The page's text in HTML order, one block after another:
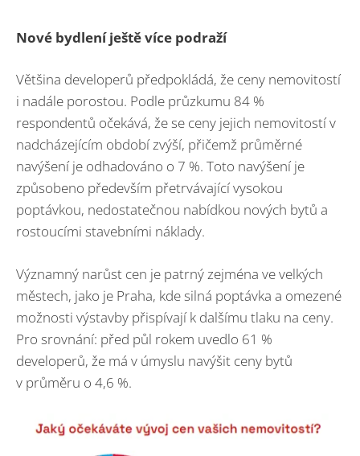
Nové bydlení ještě více podraží
Většina developerů předpokládá, že ceny nemovitostí
i nadále porostou. Podle průzkumu 84 %
respondentů očekává, že se ceny jejich nemovitostí v
nadcházejícím období zvýší, přičemž průměrné
navýšení je odhadováno o 7 %. Toto navýšení je
způsobeno především přetrvávající vysokou
poptávkou, nedostatečnou nabídkou nových bytů a
rostoucími stavebními náklady.
Významný narůst cen je patrný zejména ve velkých
městech, jako je Praha, kde silná poptávka a omezené
možnosti výstavby přispívají k dalšímu tlaku na ceny.
Pro srovnání: před půl rokem uvedlo 61 %
developerů, že má v úmyslu navýšit ceny bytů
v průměru o 4,6 %.